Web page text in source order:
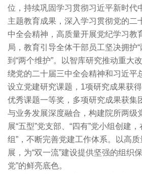
位，持续巩固学习贯彻习近平新时代
主题教育成果，深入学习贯彻党的二
中全会精神，高质量开展党纪学习教
局，教育引导全体干部员工坚决拥护
到“两个维护”。以智库研究推动重大
绕党的二十届三中全会精神和习近平
设立党建研究课题，1项研究成果获
优秀课题一等奖，多项研究成果获集
与业务发展深度融合，构建院所两级
展“五型”党支部、“四有”党小组创建
组”，不断完善党建工作体系。以高
展，为“双一流”建设提供坚强的组织
党”的鲜亮底色。